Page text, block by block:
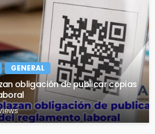
GENERAL
obligación de publicar copias